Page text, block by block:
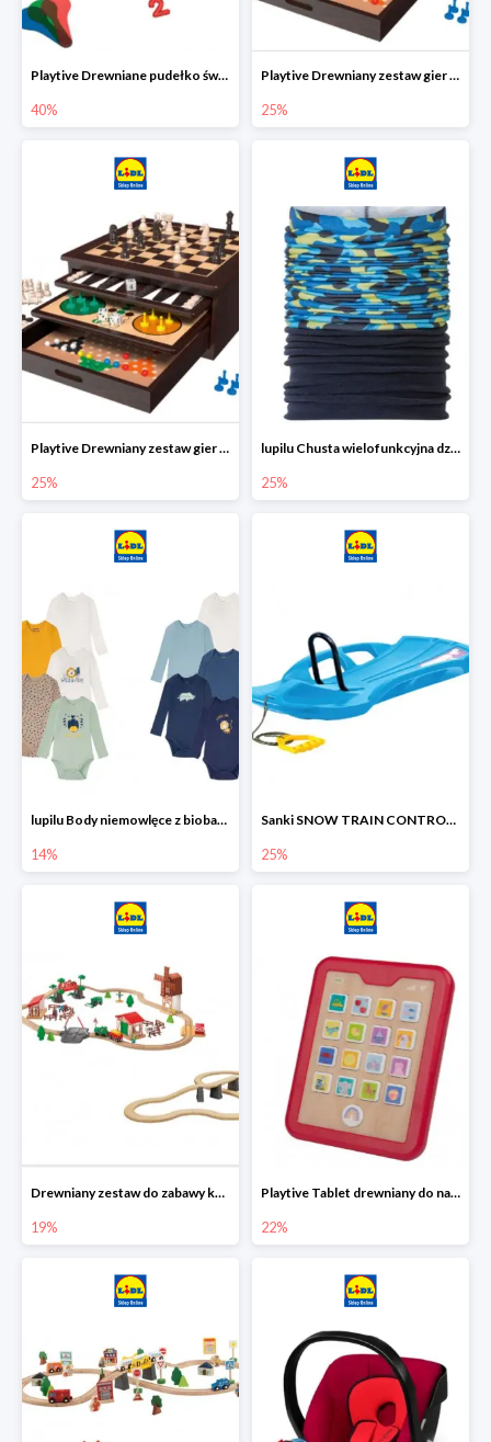
Playtive Drewniane pudełko świetlne MONTESSORI
40%
Playtive Drewniany zestaw gier 10 w 1
25%
Playtive Drewniany zestaw gier 10 w 1
25%
lupilu Chusta wielofunkcyjna dziecięca
25%
lupilu Body niemowlęce z biobawełny
14%
Sanki SNOW TRAIN CONTROL -25%
25%
Drewniany zestaw do zabawy kolejką - farma i wiadukt
19%
Playtive Tablet drewniany do nauki, interaktywny
22%